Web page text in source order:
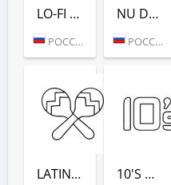
LO-FI HOUSE (РАДИО РЕКОРД)
РОССИЯ (МОСКВА)
NU DANCE (РАДИО РЕКОРД)
РОССИЯ (МОСКВА)
LATINA DANCE (РАДИО РЕКОРД) 10'S DANCE (РАДИО РЕКОРД)